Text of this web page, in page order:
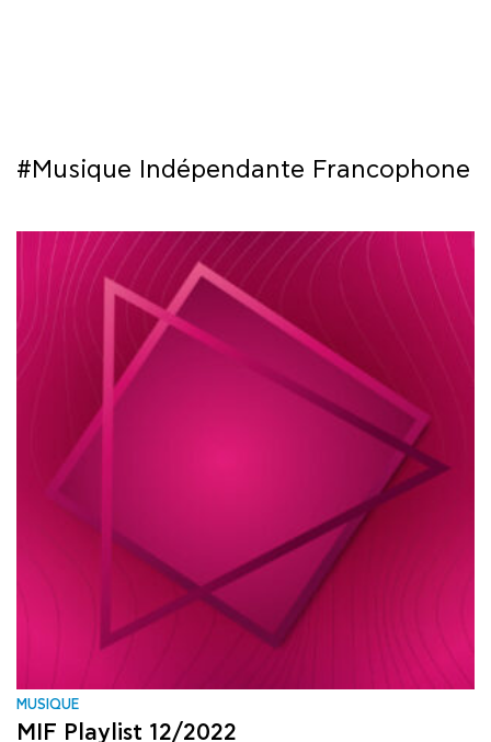
SYNERGIES
LA MÉDIATHÈQUE
#Musique Indépendante Francophone
MUSIQUE
MIF Playlist 12/2022